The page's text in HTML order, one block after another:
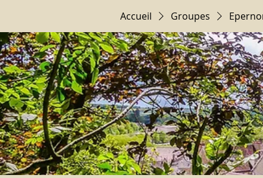
Accueil Groupes